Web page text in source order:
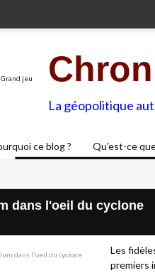
La géopolitique
ce blog ? Qu'est-ce
dans l'oeil du cyclone
Les
premiers